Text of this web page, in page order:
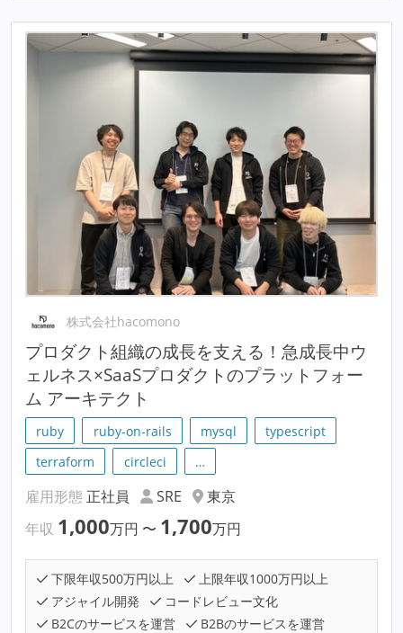
株式会社hacomono
プロダクト組織の成長を支える！急成長中ウ
ェルネス×SaaSプロダクトのプラットフォー
ム アーキテクト
ruby ruby-on-rails mysql
typescript
terraform
circleci …
雇用形態 正社員 SRE
東京
年収 1,000万円 〜 1,700万円
下限年収500万円以上
上限年収1000万円以上
アジャイル開発
コードレビュー文化
B2Cのサービスを運営
B2Bのサービスを運営